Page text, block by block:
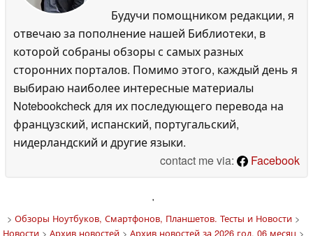
Будучи помощником редакции, я
отвечаю за пополнение нашей Библиотеки, в
которой собраны обзоры с самых разных
сторонних порталов. Помимо этого, каждый день я
выбираю наиболее интересные материалы
Notebookcheck для их последующего перевода на
французский, испанский, португальский,
нидерландский и другие языки.
contact me via:
Facebook
'
> Обзоры Ноутбуков, Смартфонов, Планшетов. Тесты и Новости>
Новости> Архив новостей> Архив новостей за 2026 год, 06 месяц >